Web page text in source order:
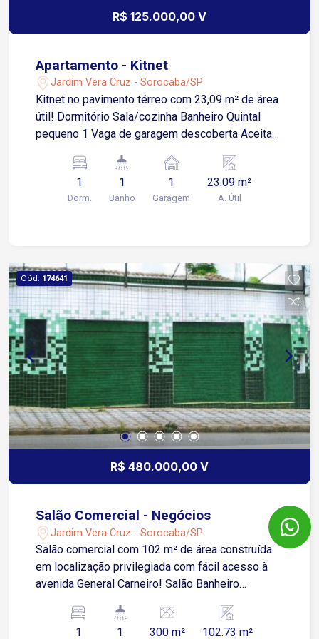
R$ 125.000,00 V
Apartamento - Kitnet
Jardim Vera Cruz - Sorocaba/SP
Kitnet no pavimento térreo com 23,09 m² de área
útil! Dormitório Sala/cozinha Banheiro Quintal
pequeno 1 Vaga de garagem descoberta Aceita
1
Dorm.
1
Banho
1
Garagem
23.09 m²
A. Útil
Cód. 174641
R$ 480.000,00 V
Salão Comercial - Negócios
Jardim Vera Cruz - Sorocaba/SP
Salão comercial com 102 m² de área construída
em localização privilegiada com fácil acesso à
avenida General Carneiro! Salão Banheiro
Corredor lateral
1
1 300 m² 102.73 m²